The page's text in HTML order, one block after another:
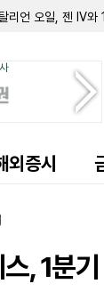
리언 오일, 젠 IV
에이티브 메디컬
오스템 테크놀로지
랜드 파머슈티컬스
믹스 바이오파머, 2
션RX, 린드 글로
링크, 2분기 순손
스피언360, 2분기
외증시
, 1분